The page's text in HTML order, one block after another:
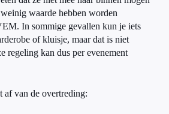
waarde hebben worden
In sommige gevallen kun je iets
of kluisje, maar dat is niet
regeling kan dus per evenement
af van de overtreding: